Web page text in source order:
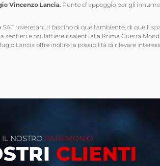
Vincenzo Lancia. Punto d’ appoggio per gli
SAT roveretani. Il fascino di quell’ambiente, di quelli
e mulattiere risalenti alla Prima Guerra
Lancia offre inoltre la possibilità di rilevare
IL NOSTRO PATRIMONIO
CLIENTI